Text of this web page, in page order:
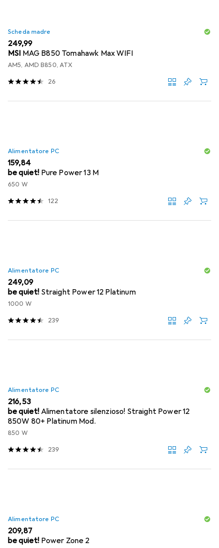
Scheda madre
EUR
249,99
MSI MAG B850 Tomahawk Max WIFI
AM5, AMD B850, ATX
26
Alimentatore PC
EUR
159,84
be quiet! Pure Power 13 M
650 W
122
Alimentatore PC
EUR
249,09
be quiet! Straight Power 12 Platinum
1000 W
239
Alimentatore PC
EUR
216,53
be quiet! Alimentatore silenzioso! Straight Power 12
850W 80+ Platinum Mod.
850 W
239
Alimentatore PC
EUR
209,87
be quiet! Power Zone 2